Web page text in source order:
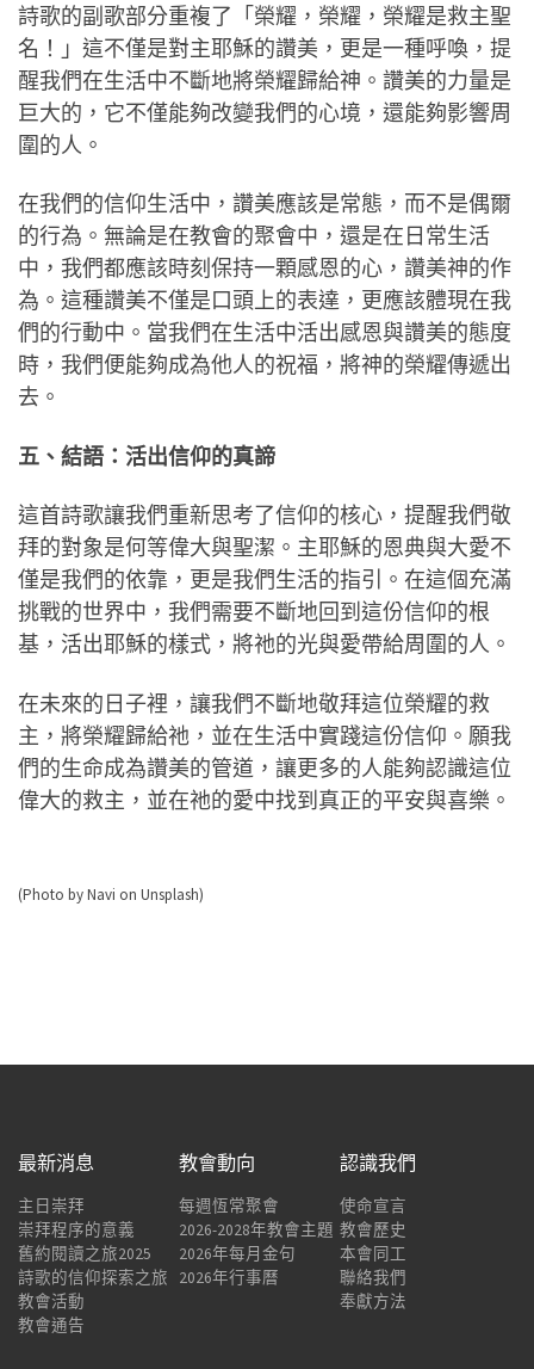
詩歌的副歌部分重複了「榮耀，榮耀，榮耀是救主聖
名！」這不僅是對主耶穌的讚美，更是一種呼喚，提
醒我們在生活中不斷地將榮耀歸給神。讚美的力量是
巨大的，它不僅能夠改變我們的心境，還能夠影響周
圍的人。
在我們的信仰生活中，讚美應該是常態，而不是偶爾
的行為。無論是在教會的聚會中，還是在日常生活
中，我們都應該時刻保持一顆感恩的心，讚美神的作
為。這種讚美不僅是口頭上的表達，更應該體現在我
們的行動中。當我們在生活中活出感恩與讚美的態度
時，我們便能夠成為他人的祝福，將神的榮耀傳遞出
去。
五、結語：活出信仰的真諦
這首詩歌讓我們重新思考了信仰的核心，提醒我們敬
拜的對象是何等偉大與聖潔。主耶穌的恩典與大愛不
僅是我們的依靠，更是我們生活的指引。在這個充滿
挑戰的世界中，我們需要不斷地回到這份信仰的根
基，活出耶穌的樣式，將祂的光與愛帶給周圍的人。
在未來的日子裡，讓我們不斷地敬拜這位榮耀的救
主，將榮耀歸給祂，並在生活中實踐這份信仰。願我
們的生命成為讚美的管道，讓更多的人能夠認識這位
偉大的救主，並在祂的愛中找到真正的平安與喜樂。
(Photo by Navi on Unsplash)
最新消息
主日崇拜
崇拜程序的意義
舊約閱讀之旅2025
詩歌的信仰探索之旅
教會活動
教會通告
教會動向
每週恆常聚會
2026-2028年教會主題
2026年每月金句
2026年行事曆
認識我們
使命宣言
教會歷史
本會同工
聯絡我們
奉獻方法